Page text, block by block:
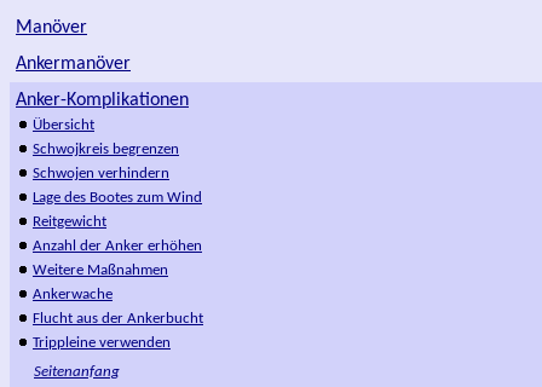
Manöver
Ankermanöver
Anker-Komplikationen
Übersicht
Schwojkreis begrenzen
Schwojen verhindern
Lage des Bootes zum Wind
Reitgewicht
Anzahl der Anker erhöhen
Weitere Maßnahmen
Ankerwache
Flucht aus der Ankerbucht
Trippleine verwenden
Seitenanfang